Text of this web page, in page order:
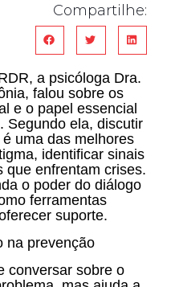
Compartilhe:
a psicóloga Dra.
falou sobre os
e o papel essencial
Segundo ela, discutir
uma das melhores
identificar sinais
que enfrentam crises.
o poder do diálogo
ferramentas
suporte.
na prevenção
conversar sobre o